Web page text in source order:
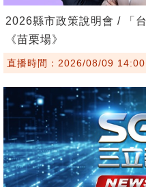
2026縣市政策說明會 / 「
《苗栗場》
直播時間：2026/08/09 14:00